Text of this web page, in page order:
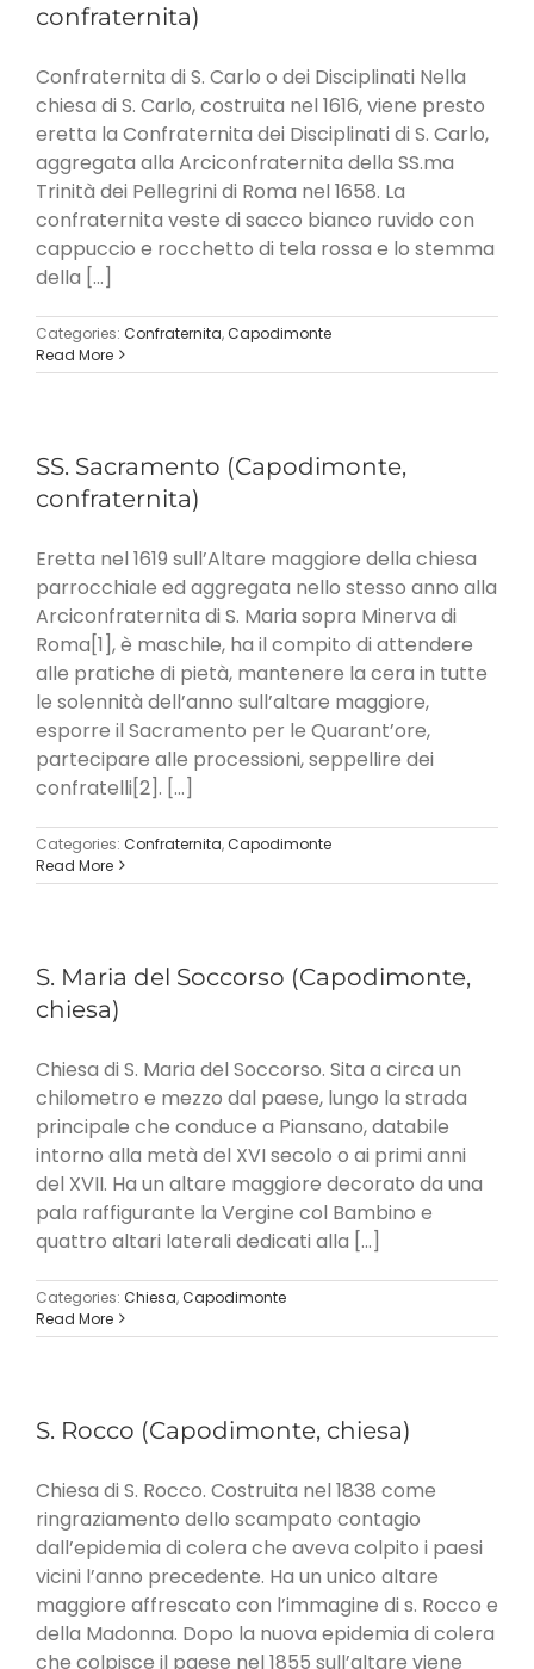
confraternita)
Confraternita di S. Carlo o dei Disciplinati Nella
chiesa di S. Carlo, costruita nel 1616, viene presto
eretta la Confraternita dei Disciplinati di S. Carlo,
aggregata alla Arciconfraternita della SS.ma
Trinità dei Pellegrini di Roma nel 1658. La
confraternita veste di sacco bianco ruvido con
cappuccio e rocchetto di tela rossa e lo stemma
della [...]
Categories: Confraternita,Capodimonte
Read More
SS. Sacramento (Capodimonte,
confraternita)
Eretta nel 1619 sull’Altare maggiore della chiesa
parrocchiale ed aggregata nello stesso anno alla
Arciconfraternita di S. Maria sopra Minerva di
Roma[1], è maschile, ha il compito di attendere
alle pratiche di pietà, mantenere la cera in tutte
le solennità dell’anno sull’altare maggiore,
esporre il Sacramento per le Quarant’ore,
partecipare alle processioni, seppellire dei
confratelli[2]. [...]
Categories: Confraternita,Capodimonte
Read More
S. Maria del Soccorso (Capodimonte,
chiesa)
Chiesa di S. Maria del Soccorso. Sita a circa un
chilometro e mezzo dal paese, lungo la strada
principale che conduce a Piansano, databile
intorno alla metà del XVI secolo o ai primi anni
del XVII. Ha un altare maggiore decorato da una
pala raffigurante la Vergine col Bambino e
quattro altari laterali dedicati alla [...]
Categories: Chiesa,Capodimonte
Read More
S. Rocco (Capodimonte, chiesa)
Chiesa di S. Rocco. Costruita nel 1838 come
ringraziamento dello scampato contagio
dall’epidemia di colera che aveva colpito i paesi
vicini l’anno precedente. Ha un unico altare
maggiore affrescato con l’immagine di s. Rocco e
della Madonna. Dopo la nuova epidemia di colera
che colpisce il paese nel 1855 sull’altare viene